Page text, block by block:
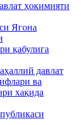
ҳокимияти
Ягона
қабулига
давлат
ва
хақида